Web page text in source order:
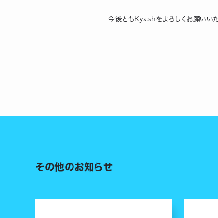
今後ともKyashをよろしくお願いいた
その他のお知らせ